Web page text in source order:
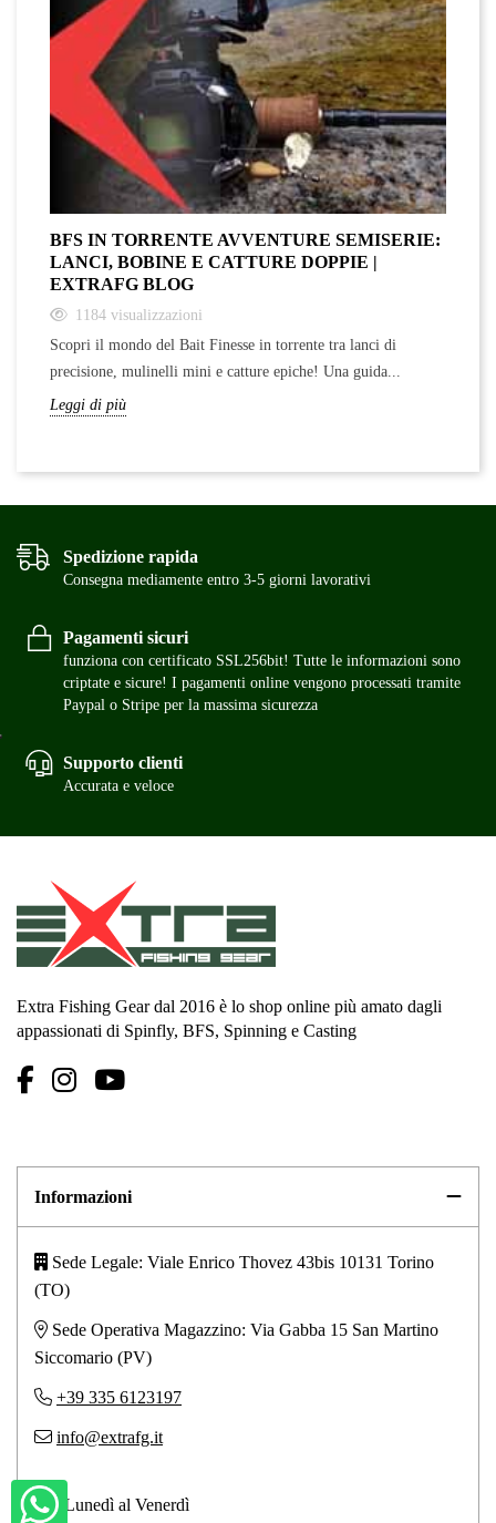
BFS IN TORRENTE AVVENTURE SEMISERIE:
LANCI, BOBINE E CATTURE DOPPIE |
EXTRAFG BLOG
1184 visualizzazioni
Scopri il mondo del Bait Finesse in torrente tra lanci di
precisione, mulinelli mini e catture epiche! Una guida...
Leggi di più
Spedizione rapida
Consegna mediamente entro 3-5 giorni lavorativi
Pagamenti sicuri
funziona con certificato SSL256bit! Tutte le informazioni sono
criptate e sicure! I pagamenti online vengono processati tramite
Paypal o Stripe per la massima sicurezza
Supporto clienti
Accurata e veloce
Extra Fishing Gear dal 2016 è lo shop online più amato dagli
appassionati di Spinfly, BFS, Spinning e Casting
Informazioni
Sede Legale: Viale Enrico Thovez 43bis 10131 Torino
(TO)
Sede Operativa Magazzino: Via Gabba 15 San Martino
Siccomario (PV)
+39 335 6123197
info@extrafg.it
Dal Lunedì al Venerdì